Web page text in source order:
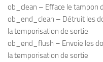
ob_clean – Efface le tampon
ob_end_clean – Détruit les
la temporisation de sortie
ob_end_flush – Envoie les
la temporisation de sortie